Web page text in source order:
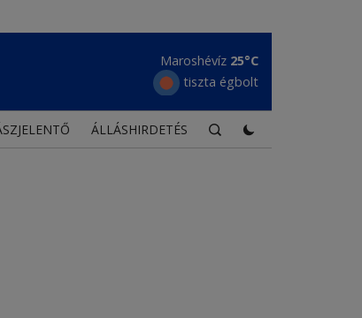
Maroshévíz 25°C
tiszta égbolt
ÁLLÁSHIRDETÉS